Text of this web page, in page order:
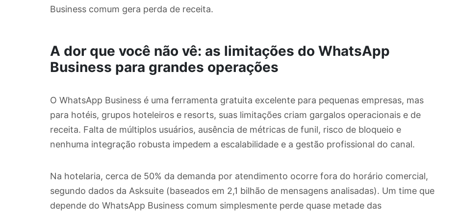
Business comum gera perda de receita.
A dor que você não vê: as limitações do WhatsApp
Business para grandes operações
O WhatsApp Business é uma ferramenta gratuita excelente para pequenas empresas, mas
para hotéis, grupos hoteleiros e resorts, suas limitações criam gargalos operacionais e de
receita. Falta de múltiplos usuários, ausência de métricas de funil, risco de bloqueio e
nenhuma integração robusta impedem a escalabilidade e a gestão profissional do canal.
Na hotelaria, cerca de 50% da demanda por atendimento ocorre fora do horário comercial,
segundo dados da Asksuite (baseados em 2,1 bilhão de mensagens analisadas). Um time que
depende do WhatsApp Business comum simplesmente perde quase metade das